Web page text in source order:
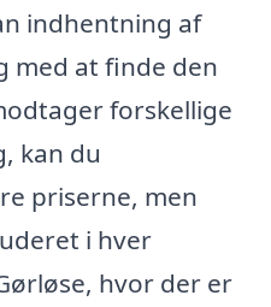
indhentning af
med at finde den
forskellige
kan du
priserne, men
i hver
hvor der er